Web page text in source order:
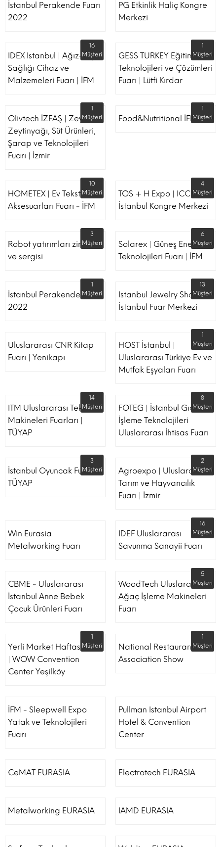
İstanbul Perakende Fuarı
2022
PG Etkinlik Haliç Kongre
Merkezi
IDEX Istanbul | Ağız-Diş
Sağlığı Cihaz ve
Malzemeleri Fuarı | İFM
16
Müşteri
GESS TURKEY Eğitim
Teknolojileri ve Çözümleri
Fuarı | Lütfi Kırdar
1
Müşteri
Olivtech İZFAŞ | Zeytin,
Zeytinyağı, Süt Ürünleri,
Şarap ve Teknolojileri
Fuarı | İzmir
1
Müşteri
Food&Nutritional İFM
1
Müşteri
HOMETEX | Ev Tekstili Ve
Aksesuarları Fuarı - İFM
10
Müşteri
TOS + H Expo | ICC -
İstanbul Kongre Merkezi
4
Müşteri
Robot yatırımları zirvesi
ve sergisi
3
Müşteri
Solarex | Güneş Enerjisi &
Teknolojileri Fuarı | İFM
6
Müşteri
İstanbul Perakende Fuarı
2022
1
Müşteri
Istanbul Jewelry Show |
İstanbul Fuar Merkezi
13
Müşteri
Uluslararası CNR Kitap
Fuarı | Yenikapı
HOST İstanbul |
Uluslararası Türkiye Ev ve
Mutfak Eşyaları Fuarı
1
Müşteri
ITM Uluslararası Tekstil
Makineleri Fuarları |
TÜYAP
14
Müşteri
FOTEG | İstanbul Gıda
İşleme Teknolojileri
Uluslararası İhtisas Fuarı
8
Müşteri
İstanbul Oyuncak Fuarı -
TÜYAP
3
Müşteri
Agroexpo | Uluslararası
Tarım ve Hayvancılık
Fuarı | İzmir
2
Müşteri
Win Eurasia
Metalworking Fuarı
IDEF Uluslararası
Savunma Sanayii Fuarı
16
Müşteri
CBME - Uluslararası
İstanbul Anne Bebek
Çocuk Ürünleri Fuarı
WoodTech Uluslararası
Ağaç İşleme Makineleri
Fuarı
5
Müşteri
Yerli Market Haftası Fuarı
| WOW Convention
Center Yeşilköy
1
Müşteri
National Restaurant
Association Show
1
Müşteri
İFM - Sleepwell Expo
Yatak ve Teknolojileri
Fuarı
Pullman Istanbul Airport
Hotel & Convention
Center
CeMAT EURASIA Electrotech EURASIA
Metalworking EURASIA IAMD EURASIA